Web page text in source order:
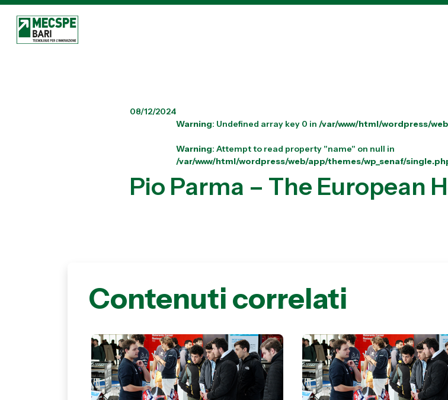
08/12/2024
Warning: Undefined array key 0 in /var/www/html/wordpress/
Warning: Attempt to read property "name" on null in
/var/www/html/wordpress/web/app/themes/wp_senaf/
Pio Parma – The European
Contenuti correlati